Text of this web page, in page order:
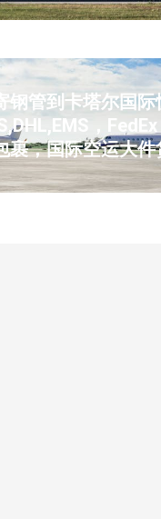
钢管到卡塔尔国际
，
裹，国际空运大件